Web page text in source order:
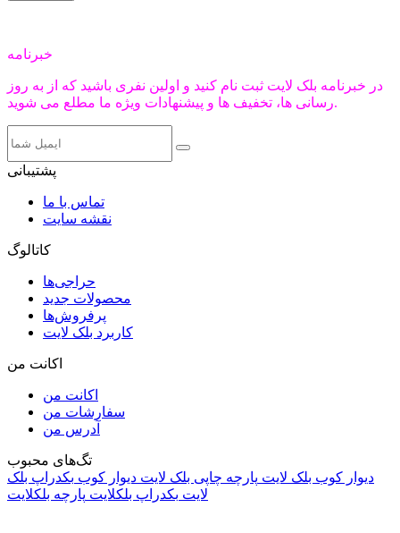
خبرنامه
در خبرنامه بلک لایت ثبت نام کنید و اولین نفری باشید که از به روز
رسانی ها، تخفیف ها و پیشنهادات ویژه ما مطلع می شوید.
پشتیبانی
تماس با ما
نقشه سایت
کاتالوگ
حراجی‌ها
محصولات جدید
پرفروش‌ها
کاربرد بلک لایت
اکانت من
اکانت من
سفارشات من
آدرس من
تگ‌های محبوب
دیوار کوب بلک لایت پارچه چاپی بلک لایت دیوار کوب بکدراپ بلک
لایت بکدراپ بلکلایت پارچه بلکلایت